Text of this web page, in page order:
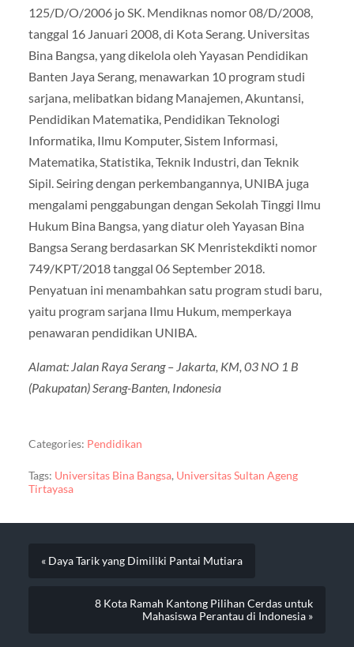
125/D/O/2006 jo SK. Mendiknas nomor 08/D/2008,
tanggal 16 Januari 2008, di Kota Serang. Universitas
Bina Bangsa, yang dikelola oleh Yayasan Pendidikan
Banten Jaya Serang, menawarkan 10 program studi
sarjana, melibatkan bidang Manajemen, Akuntansi,
Pendidikan Matematika, Pendidikan Teknologi
Informatika, Ilmu Komputer, Sistem Informasi,
Matematika, Statistika, Teknik Industri, dan Teknik
Sipil. Seiring dengan perkembangannya, UNIBA juga
mengalami penggabungan dengan Sekolah Tinggi Ilmu
Hukum Bina Bangsa, yang diatur oleh Yayasan Bina
Bangsa Serang berdasarkan SK Menristekdikti nomor
749/KPT/2018 tanggal 06 September 2018.
Penyatuan ini menambahkan satu program studi baru,
yaitu program sarjana Ilmu Hukum, memperkaya
penawaran pendidikan UNIBA.
Alamat: Jalan Raya Serang – Jakarta, KM, 03 NO 1 B
(Pakupatan) Serang-Banten, Indonesia
Categories: Pendidikan
Tags: Universitas Bina Bangsa, Universitas Sultan Ageng
Tirtayasa
« Daya Tarik yang Dimiliki Pantai Mutiara
8 Kota Ramah Kantong Pilihan Cerdas untuk
Mahasiswa Perantau di Indonesia »